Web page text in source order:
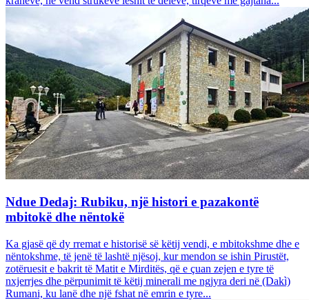
Ndue Dedaj: Rubiku, një histori e pazakontë
mbitokë dhe nëntokë
Ka gjasë që dy rremat e historisë së këtij vendi, e mbitokshme dhe e
nëntokshme, të jenë të lashtë njësoj, kur mendon se ishin Pirustët,
zotëruesit e bakrit të Matit e Mirditës, që e çuan zejen e tyre të
nxjerrjes dhe përpunimit të këtij minerali me ngjyra deri në (Dakì)
Rumani, ku lanë dhe një fshat në emrin e tyre...